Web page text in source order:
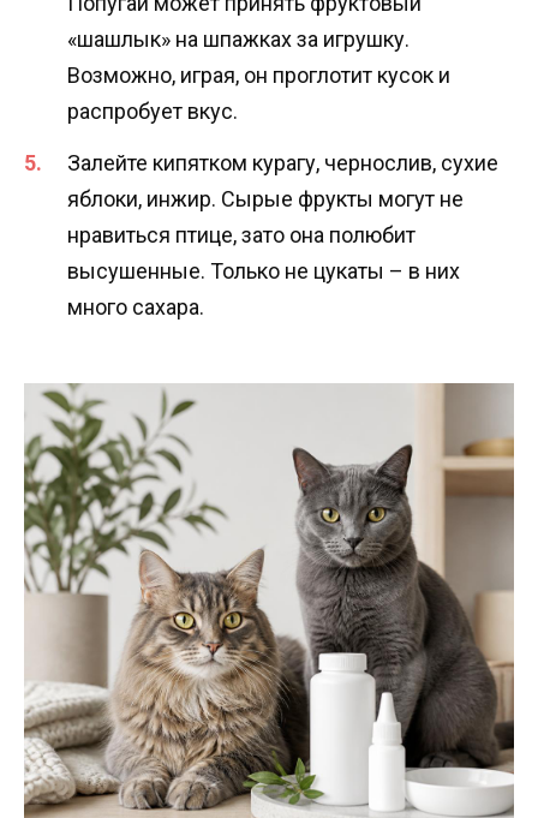
«шашлык» на шпажках за игрушку.
Возможно, играя, он проглотит кусок и
распробует вкус.
Залейте кипятком курагу, чернослив, сухие
яблоки, инжир. Сырые фрукты могут не
нравиться птице, зато она полюбит
высушенные. Только не цукаты – в них
много сахара.